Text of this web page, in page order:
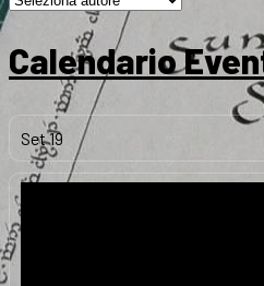
Calendario
Set19